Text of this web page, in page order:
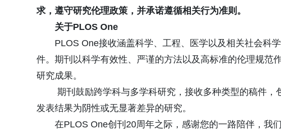
求 ，遵守研究伦理政策，并承诺遵循相关行为准则。
关于PLOS One
PLOS One接收涵盖科学、工程、医学以及相关社会科
件。期刊以科学有效性、严谨的方法以及高标准的伦理规范
研究成果。
期刊鼓励跨学科与多学科研究，接收多种类型的稿件
发表结果为阴性或无显著差异的研究。
在PLOS One创刊20周年之际，感谢您的一路陪伴，我